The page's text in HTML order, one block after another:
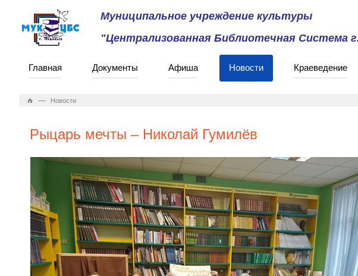
Муниципальное учреждение культуры
"Централизованная Библиотечная Система
Главная Документы Афиша Новости Краеведение
— Новости
Рыцарь мечты – Николай Гумилёв